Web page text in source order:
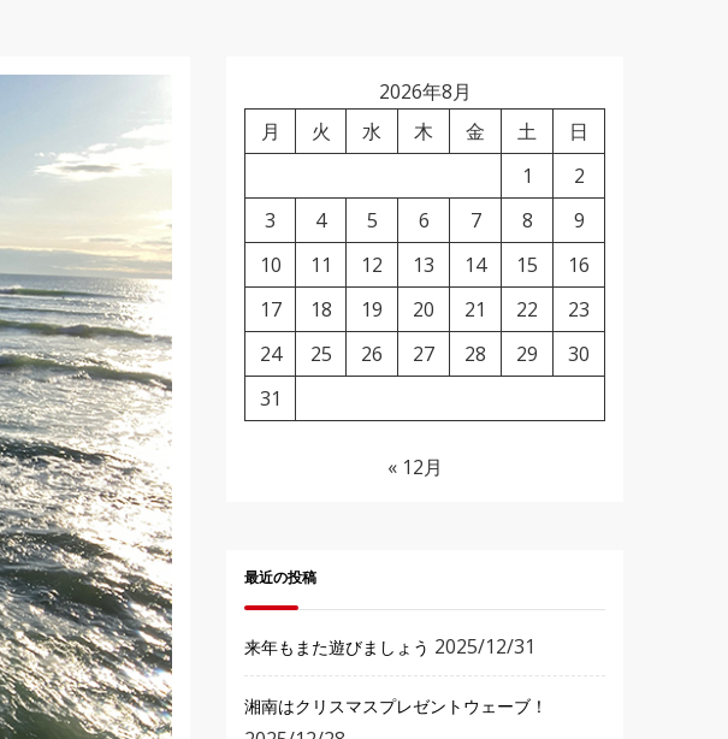
2026年8月
月
火 水 木 金 土
日
1
2
3
4 5 6 7 8
9
10
11 12 13 14 15
16
17
18 19 20 21 22
23
24
25 26 27 28 29
30
31
« 12月
最近の投稿
来年もまた遊びましょう 2025/12/31
湘南はクリスマスプレゼントウェーブ！